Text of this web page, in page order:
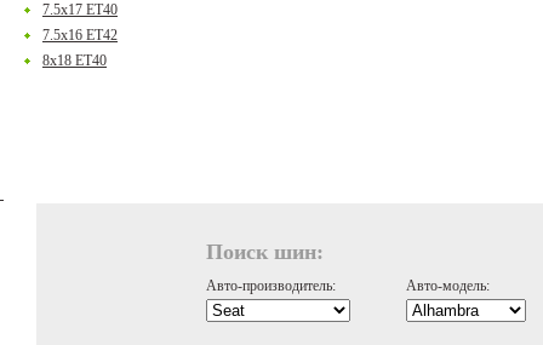
7.5x17 ET40
7.5x16 ET42
8x18 ET40
Поиск шин:
Авто-производитель: Авто-модель: